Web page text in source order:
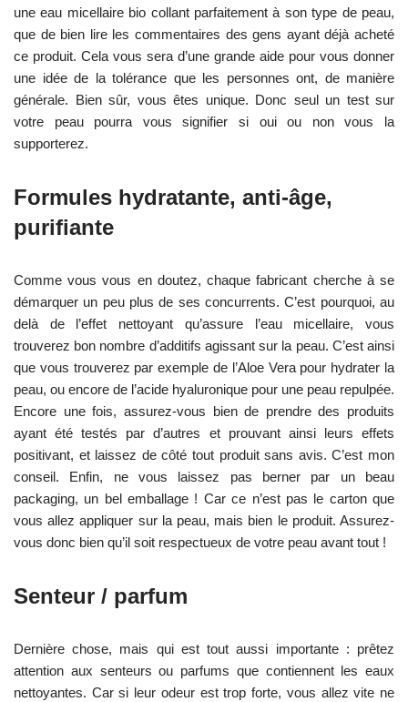
une eau micellaire bio collant parfaitement à son type de peau,
que de bien lire les commentaires des gens ayant déjà acheté
ce produit. Cela vous sera d’une grande aide pour vous donner
une idée de la tolérance que les personnes ont, de manière
générale. Bien sûr, vous êtes unique. Donc seul un test sur
votre peau pourra vous signifier si oui ou non vous la
supporterez.
Formules hydratante, anti-âge,
purifiante
Comme vous vous en doutez, chaque fabricant cherche à se
démarquer un peu plus de ses concurrents. C’est pourquoi, au
delà de l’effet nettoyant qu’assure l’eau micellaire, vous
trouverez bon nombre d’additifs agissant sur la peau. C’est ainsi
que vous trouverez par exemple de l’Aloe Vera pour hydrater la
peau, ou encore de l’acide hyaluronique pour une peau repulpée.
Encore une fois, assurez-vous bien de prendre des produits
ayant été testés par d’autres et prouvant ainsi leurs effets
positivant, et laissez de côté tout produit sans avis. C’est mon
conseil. Enfin, ne vous laissez pas berner par un beau
packaging, un bel emballage ! Car ce n’est pas le carton que
vous allez appliquer sur la peau, mais bien le produit. Assurez-
vous donc bien qu’il soit respectueux de votre peau avant tout !
Senteur / parfum
Dernière chose, mais qui est tout aussi importante : prêtez
attention aux senteurs ou parfums que contiennent les eaux
nettoyantes. Car si leur odeur est trop forte, vous allez vite ne